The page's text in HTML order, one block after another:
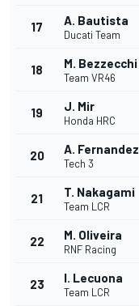
17 A. Bautista
Ducati Team
18 M. Bezzecchi
Team VR46
19 J. Mir
Honda HRC
20 A. Fernandez
Tech 3
21 T. Nakagami
Team LCR
22 M. Oliveira
RNF Racing
23 I. Lecuona
Team LCR